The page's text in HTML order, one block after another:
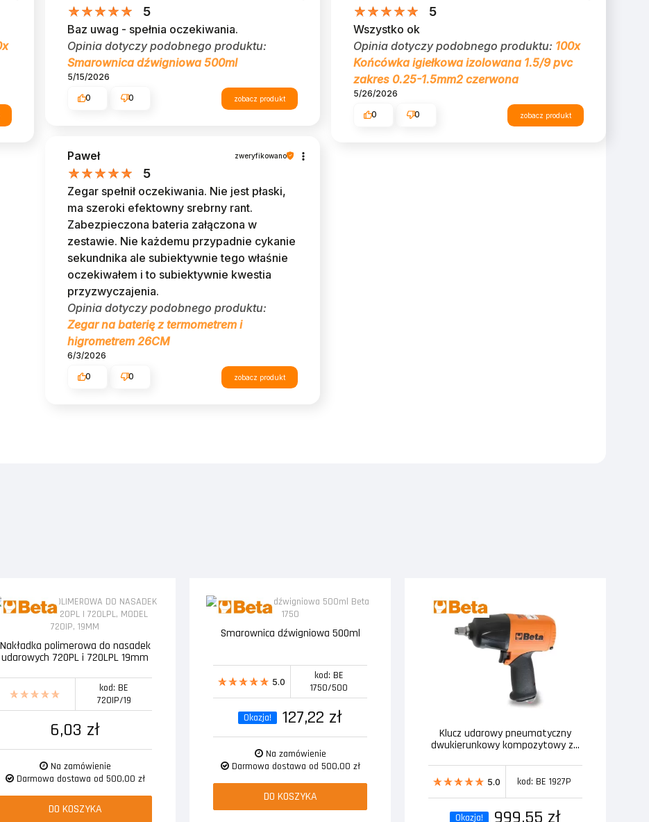
5
Baz uwag - spełnia oczekiwania.
Opinia dotyczy podobnego produktu:
Smarownica dźwigniowa 500ml
5/15/2026
0 0 zobacz produkt
5
Wszystko ok
Opinia dotyczy podobnego produktu: 100x
Końcówka igiełkowa izolowana 1.5/9 pvc
zakres 0.25-1.5mm2 czerwona
5/26/2026
0 0 zobacz produkt
Paweł zweryfikowano
5
Zegar spełnił oczekiwania. Nie jest płaski,
ma szeroki efektowny srebrny rant.
Zabezpieczona bateria załączona w
zestawie. Nie każdemu przypadnie cykanie
sekundnika ale subiektywnie tego właśnie
oczekiwałem i to subiektywnie kwestia
przyzwyczajenia.
Opinia dotyczy podobnego produktu:
Zegar na baterię z termometrem i
higrometrem 26CM
6/3/2026
0 0 zobacz produkt
Nakładka polimerowa do nasadek
udarowych 720PL i 720LPL 19mm
kod: BE
720IP/19
6,03 zł
Na zamówienie
Darmowa dostawa od 500,00 zł
DO KOSZYKA
Smarownica dźwigniowa 500ml
5.0
kod: BE
1750/500
Okazja! 127,22 zł
Na zamówienie
Darmowa dostawa od 500,00 zł
DO KOSZYKA
Klucz udarowy pneumatyczny
dwukierunkowy kompozytowy z...
5.0 kod: BE 1927P
Okazja!